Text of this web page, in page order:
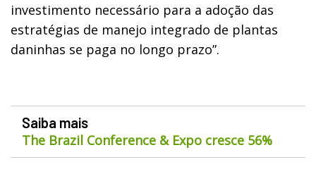
investimento necessário para a adoção das
estratégias de manejo integrado de plantas
daninhas se paga no longo prazo”.
Saiba mais
The Brazil Conference & Expo cresce 56%